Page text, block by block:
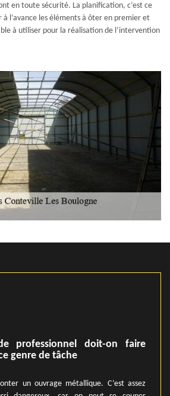
en toute sécurité. La planification, c’est ce
l’avance les éléments à ôter en premier et
à utiliser pour la réalisation de l’intervention
professionnel doit-on faire
genre de tâche
un ouvrage métallique. C’est assez